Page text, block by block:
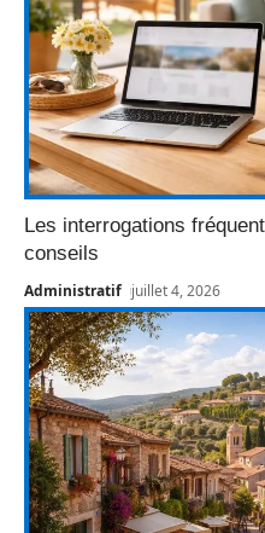
Les interrogations
conseils
Administratif juillet 4, 2026